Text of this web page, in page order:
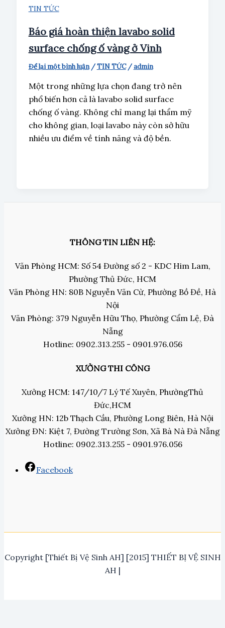
TIN TỨC
Báo giá hoàn thiện lavabo solid
surface chống ố vàng ở Vinh
Để lại một bình luận /TIN TỨC/admin
Một trong những lựa chọn đang trở nên
phổ biến hơn cả là lavabo solid surface
chống ố vàng. Không chỉ mang lại thẩm mỹ
cho không gian, loại lavabo này còn sở hữu
nhiều ưu điểm về tính năng và độ bền.
THÔNG TIN LIÊN HỆ:
Văn Phòng HCM: Số 54 Đường số 2 - KDC Him Lam,
Phường Thủ Đức, HCM
Văn Phòng HN: 80B Nguyễn Văn Cừ, Phường Bồ Đề, Hà
Nội
Văn Phòng: 379 Nguyễn Hữu Thọ, Phường Cẩm Lệ, Đà
Nẵng
Hotline: 0902.313.255 - 0901.976.056
XƯỞNG THI CÔNG
Xưởng HCM: 147/10/7 Lý Tế Xuyên, PhườngThủ
Đức,HCM
Xưởng HN: 12b Thạch Cầu, Phường Long Biên, Hà Nội
Xưởng ĐN: Kiệt 7, Đường Trường Sơn, Xã Bà Nà Đà Nẵng
Hotline: 0902.313.255 - 0901.976.056
Facebook
Copyright [Thiết Bị Vệ Sinh AH] [2015] THIẾT BỊ VỆ SINH
AH |